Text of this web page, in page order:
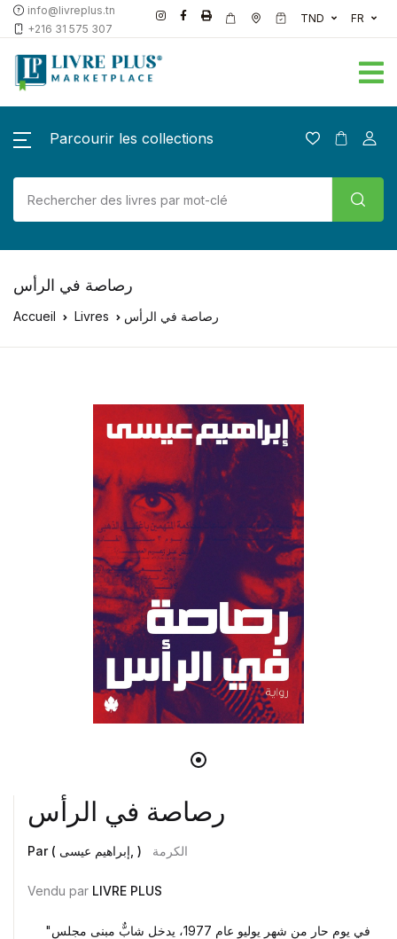
info@livreplus.tn
+216 31 575 307
TND FR
Parcourir les collections
رصاصة في الرأس
Accueil Livres رصاصة في الرأس
رصاصة في الرأس
Par ( إبراهيم عيسى, ) الكرمة
Vendu par LIVRE PLUS
"في يوم حار من شهر يوليو عام 1977، يدخل شابٌّ مبنى مجلس